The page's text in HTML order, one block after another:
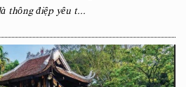
thông điệp yêu t...